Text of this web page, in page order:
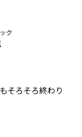
ク
そろそろ終わり